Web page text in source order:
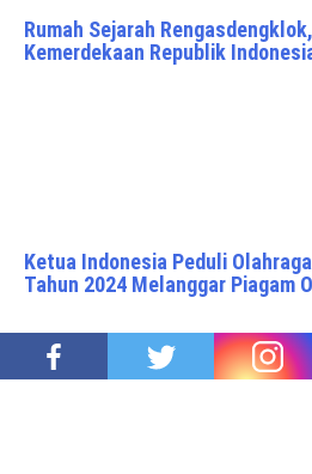
Rumah Sejarah
Kemerdekaan Republik
Ketua Indonesia Peduli
Tahun 2024 Melanggar Piagam